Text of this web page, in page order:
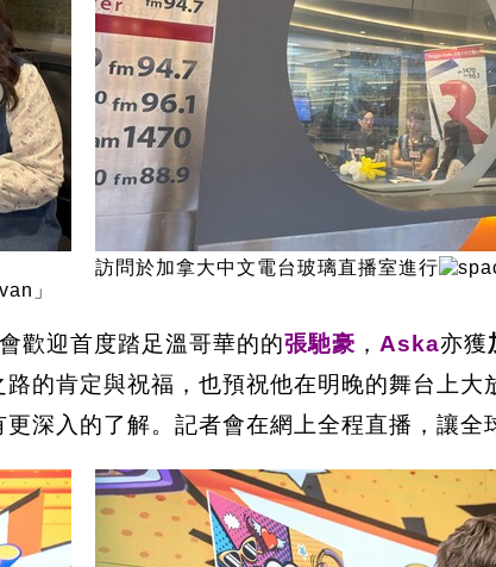
」
訪問於加拿大中文電台玻璃直播室進行
歡迎首度踏足溫哥華的的張馳豪 ， Aska亦獲
的肯定與祝福，也預祝他在明晚的舞台上
深入的了解。記者會在網上全程直播，讓全